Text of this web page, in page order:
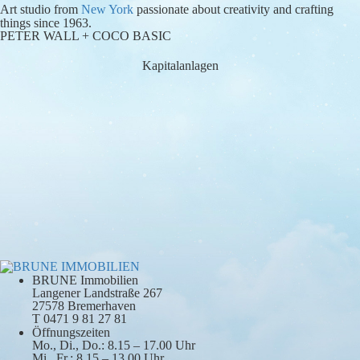
Art studio from New York passionate about creativity and crafting
things since 1963.
PETER WALL + COCO BASIC
Kapitalanlagen
BRUNE Immobilien
Langener Landstraße 267
27578 Bremerhaven
T 0471 9 81 27 81
Öffnungszeiten
Mo., Di., Do.: 8.15 – 17.00 Uhr